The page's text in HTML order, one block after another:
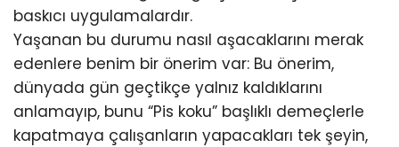
baskıcı uygulamalardır.
Yaşanan bu durumu nasıl aşacaklarını merak
edenlere benim bir önerim var: Bu önerim,
dünyada gün geçtikçe yalnız kaldıklarını
anlamayıp, bunu “Pis koku” başlıklı demeçlerle
kapatmaya çalışanların yapacakları tek şeyin,